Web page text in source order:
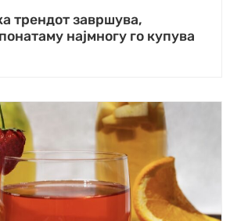
трендот завршува,
најмногу го купува